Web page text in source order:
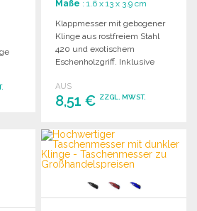
Maße : 1.6 x 13 x 3.9 cm
Klappmesser mit gebogener
Klinge aus rostfreiem Stahl
420 und exotischem
Eschenholzgriff. Inklusive
schonenden Reinigen von
Pilzen.
AUS
8,51 € ZZGL. MWST.
BESTELLEN
Angebot anfordern